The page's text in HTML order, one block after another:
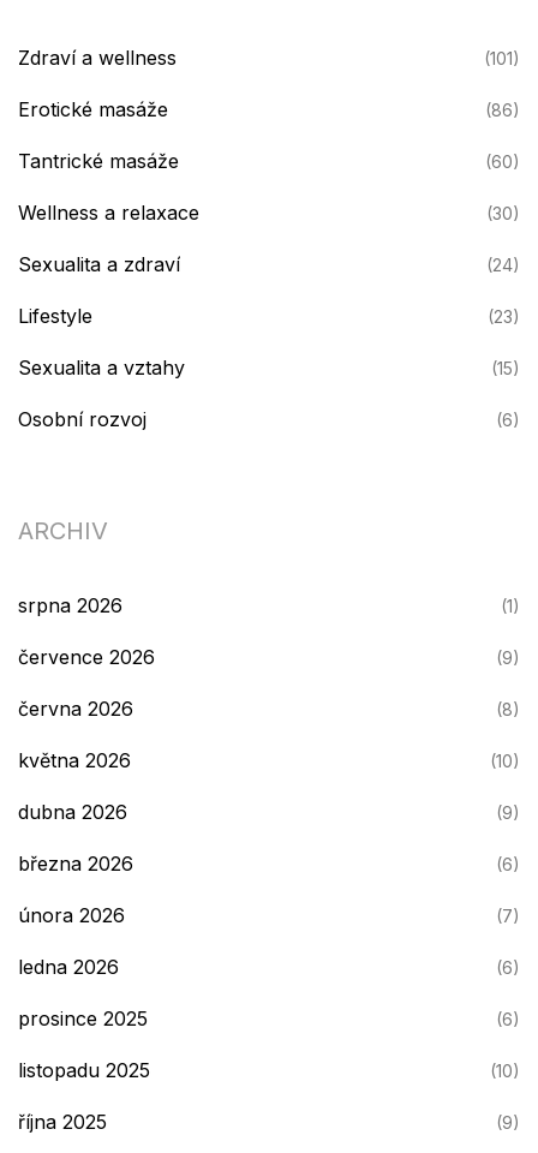
Zdraví a wellness (101)
Erotické masáže (86)
Tantrické masáže (60)
Wellness a relaxace (30)
Sexualita a zdraví (24)
Lifestyle (23)
Sexualita a vztahy (15)
Osobní rozvoj (6)
ARCHIV
srpna 2026 (1)
července 2026 (9)
června 2026 (8)
května 2026 (10)
dubna 2026 (9)
března 2026 (6)
února 2026 (7)
ledna 2026 (6)
prosince 2025 (6)
listopadu 2025 (10)
října 2025 (9)